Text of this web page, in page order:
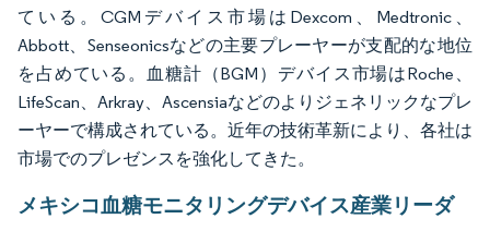
ている。CGMデバイス市場はDexcom、Medtronic、
Abbott、Senseonicsなどの主要プレーヤーが支配的な地位
を占めている。血糖計（BGM）デバイス市場はRoche、
LifeScan、Arkray、Ascensiaなどのよりジェネリックなプレ
ーヤーで構成されている。近年の技術革新により、各社は
市場でのプレゼンスを強化してきた。
メキシコ血糖モニタリングデバイス産業リーダ